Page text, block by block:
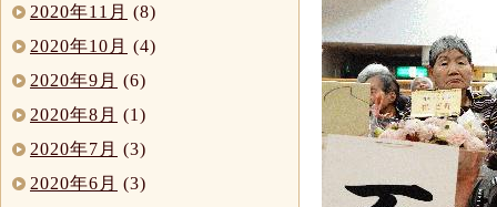
2020年11月 (8)
2020年10月 (4)
2020年9月 (6)
2020年8月 (1)
2020年7月 (3)
2020年6月 (3)